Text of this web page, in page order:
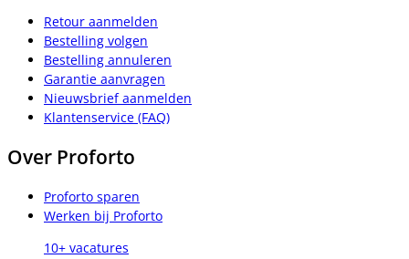
Retour aanmelden
Bestelling volgen
Bestelling annuleren
Garantie aanvragen
Nieuwsbrief aanmelden
Klantenservice (FAQ)
Over Proforto
Proforto sparen
Werken bij Proforto
10+ vacatures